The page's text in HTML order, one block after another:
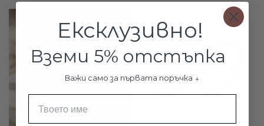
Ексклузивно!
Вземи 5% отстъпка
Важи само за първата поръчка ↓